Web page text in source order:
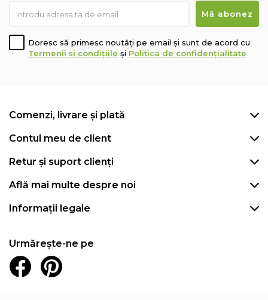
Doresc să primesc noutăți pe email și sunt de acord cu
Termenii și condițiile și Politica de confidențialitate
Comenzi, livrare și plată
Contul meu de client
Retur și suport clienți
Află mai multe despre noi
Informații legale
Urmărește-ne pe